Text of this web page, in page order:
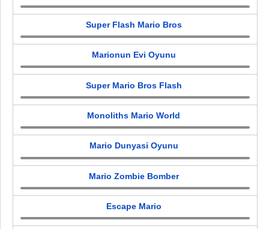
Super Flash Mario Bros
Marionun Evi Oyunu
Super Mario Bros Flash
Monoliths Mario World
Mario Dunyasi Oyunu
Mario Zombie Bomber
Escape Mario